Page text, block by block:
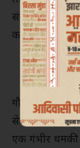
संजय सेठ दिल्ली
कराई गई है।
गौरतलब है कि
सेठ को धमकी
एक गंभीर धमकी